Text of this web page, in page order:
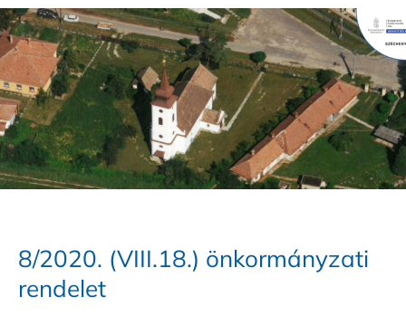
8/2020. (VIII.18.) önkormányzati
rendelet